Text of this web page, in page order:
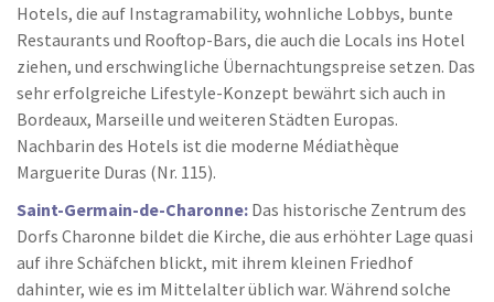
Hotels, die auf Instagramability, wohnliche Lobbys, bunte
Restaurants und Rooftop-Bars, die auch die Locals ins Hotel
ziehen, und erschwingliche Übernachtungspreise setzen. Das
sehr erfolgreiche Lifestyle-Konzept bewährt sich auch in
Bordeaux, Marseille und weiteren Städten Europas.
Nachbarin des Hotels ist die moderne Médiathèque
Marguerite Duras (Nr. 115).
Saint-Germain-de-Charonne: Das historische Zentrum des
Dorfs Charonne bildet die Kirche, die aus erhöhter Lage quasi
auf ihre Schäfchen blickt, mit ihrem kleinen Friedhof
dahinter, wie es im Mittelalter üblich war. Während solche